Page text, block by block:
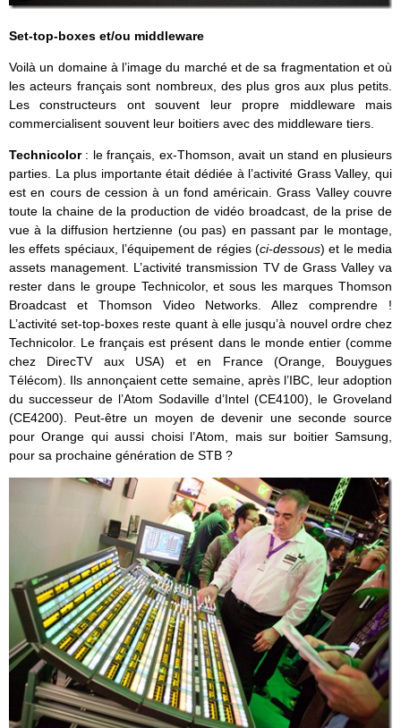
Set-top-boxes et/ou middleware
Voilà un domaine à l’image du marché et de sa fragmentation et où
les acteurs français sont nombreux, des plus gros aux plus petits.
Les constructeurs ont souvent leur propre middleware mais
commercialisent souvent leur boitiers avec des middleware tiers.
Technicolor: le français, ex-Thomson, avait un stand en plusieurs
parties. La plus importante était dédiée à l’activité Grass Valley, qui
est en cours de cession à un fond américain. Grass Valley couvre
toute la chaine de la production de vidéo broadcast, de la prise de
vue à la diffusion hertzienne (ou pas) en passant par le montage,
les effets spéciaux, l’équipement de régies (ci-dessous) et le media
assets management. L’activité transmission TV de Grass Valley va
rester dans le groupe Technicolor, et sous les marques Thomson
Broadcast et Thomson Video Networks. Allez comprendre !
L’activité set-top-boxes reste quant à elle jusqu’à nouvel ordre chez
Technicolor. Le français est présent dans le monde entier (comme
chez DirecTV aux USA) et en France (Orange, Bouygues
Télécom). Ils annonçaient cette semaine, après l’IBC, leur adoption
du successeur de l’Atom Sodaville d’Intel (CE4100), le Groveland
(CE4200). Peut-être un moyen de devenir une seconde source
pour Orange qui aussi choisi l’Atom, mais sur boitier Samsung,
pour sa prochaine génération de STB ?